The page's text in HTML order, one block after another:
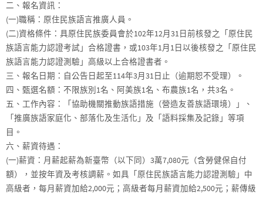
二、報名資訊：
(一)職稱：原住民族語言推廣人員。
(二)資格條件：具原住民族委員會於102年12月31日前核發之「原住民
族語言能力認證考試」合格證書，或103年1月1日以後核發之「原住民
族語言能力認證測驗」高級以上合格證書者。
三、報名日期：自公告日起至114年3月31日止（逾期恕不受理）。
四、甄選名額：不限族別1名、阿美族1名、布農族1名，共3名。
五、工作內容：「協助機關推動族語措施（營造友善族語環境）」、
「推廣族語家庭化、部落化及生活化」及「語料採集及記錄」等項
目。
六、薪資待遇：
(一)薪資：月薪起薪為新臺幣（以下同）3萬7,080元（含勞健保自付
額），並按年資及考核調薪。如具「原住民族語言能力認證測驗」中
高級者，每月薪資加給2,000元；高級者每月薪資加給2,500元；薪傳級